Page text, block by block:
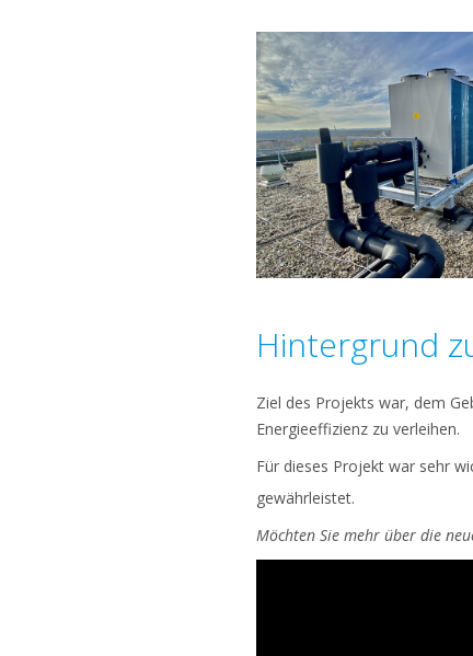
Hintergrund
Ziel des Projekts war, dem
Energieeffizienz zu verleihen.
Für dieses Projekt war sehr
gewährleistet.
Möchten Sie mehr über die